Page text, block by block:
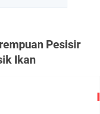
Pesisir
Ikan